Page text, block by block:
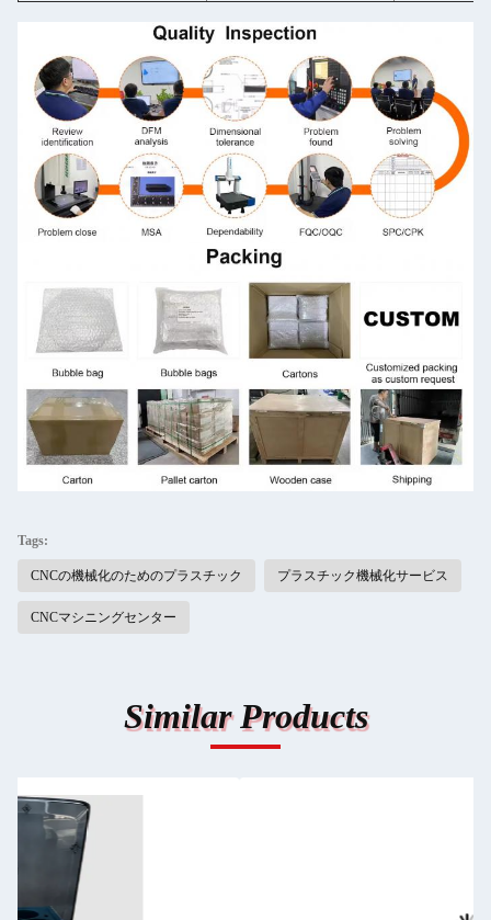
Tags:
CNCの機械化のためのプラスチック プラスチック機械化サービス
CNCマシニングセンター
Similar Products